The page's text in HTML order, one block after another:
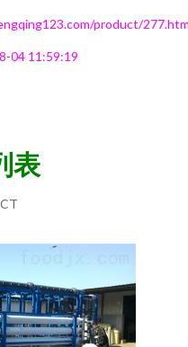
product/
04 11:59:19
表